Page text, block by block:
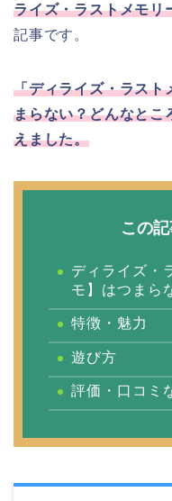
ライズ・ラストメモリ
記事です。
「ディライズ・ラスト
まらない？どんなとこ
えました。
この
ディライズ・
モ】はつまら
特徴・魅力
遊び方
評価・口コミ